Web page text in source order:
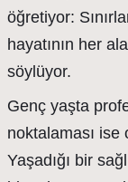
öğretiyor:
hayatının her
söylüyor.
Genç yaşta
noktalaması ise
Yaşadığı bir